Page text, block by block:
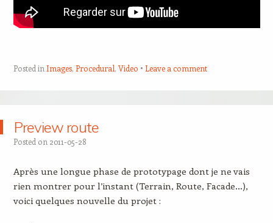
Posted in Images, Procedural, Video Leave a comment
Preview route
Posted on 2011-05-28
Après une longue phase de prototypage dont je ne vais
rien montrer pour l’instant (Terrain, Route, Facade…),
voici quelques nouvelle du projet :